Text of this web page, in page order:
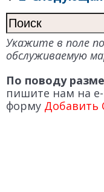
Укажите в поле
обслуживаемую
По поводу
пишите нам на
форму Добавить